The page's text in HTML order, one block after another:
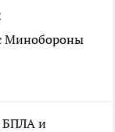
Минобороны
БПЛА и